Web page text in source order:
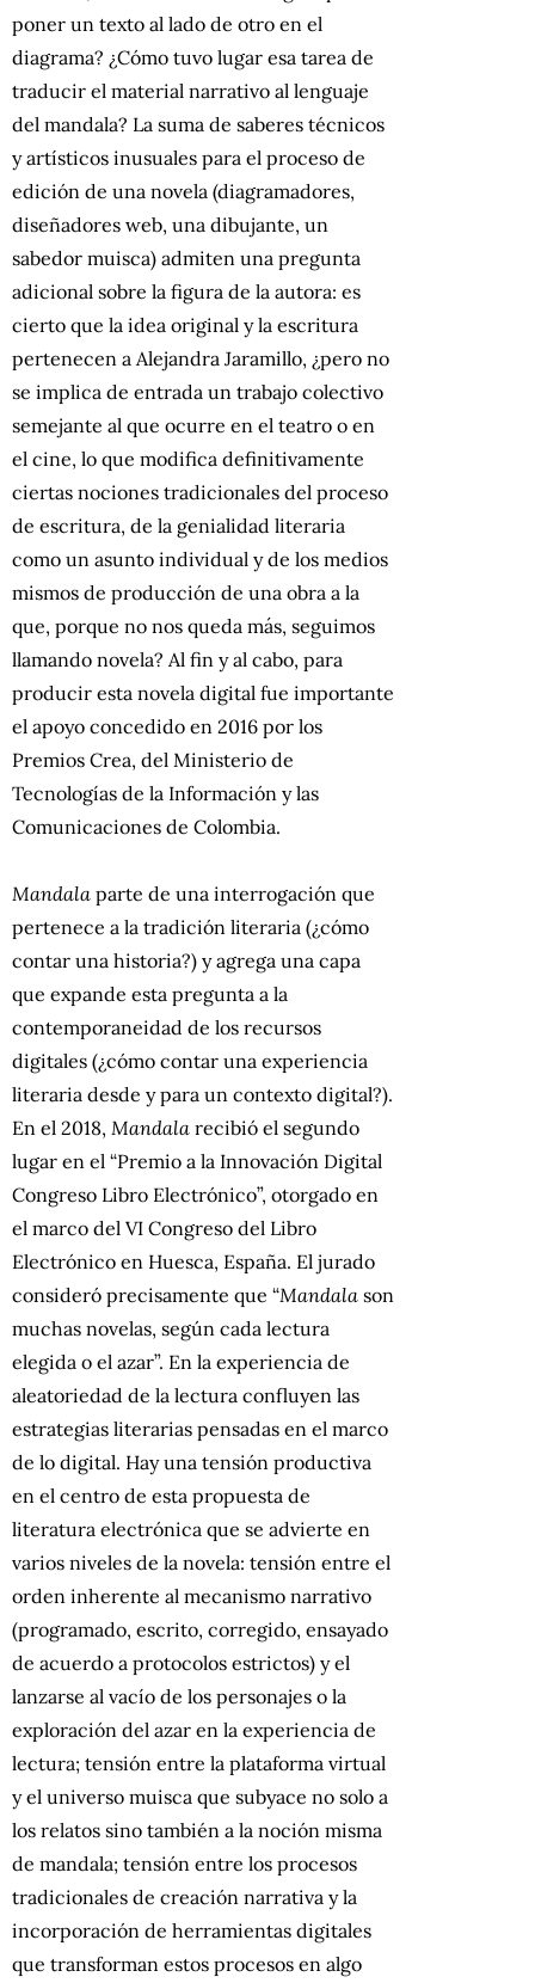
poner un texto al lado de otro en el
diagrama? ¿Cómo tuvo lugar esa tarea de
traducir el material narrativo al lenguaje
del mandala? La suma de saberes técnicos
y artísticos inusuales para el proceso de
edición de una novela (diagramadores,
diseñadores web, una dibujante, un
sabedor muisca) admiten una pregunta
adicional sobre la figura de la autora: es
cierto que la idea original y la escritura
pertenecen a Alejandra Jaramillo, ¿pero no
se implica de entrada un trabajo colectivo
semejante al que ocurre en el teatro o en
el cine, lo que modifica definitivamente
ciertas nociones tradicionales del proceso
de escritura, de la genialidad literaria
como un asunto individual y de los medios
mismos de producción de una obra a la
que, porque no nos queda más, seguimos
llamando novela? Al fin y al cabo, para
producir esta novela digital fue importante
el apoyo concedido en 2016 por los
Premios Crea, del Ministerio de
Tecnologías de la Información y las
Comunicaciones de Colombia.
Mandala parte de una interrogación que
pertenece a la tradición literaria (¿cómo
contar una historia?) y agrega una capa
que expande esta pregunta a la
contemporaneidad de los recursos
digitales (¿cómo contar una experiencia
literaria desde y para un contexto digital?).
En el 2018, Mandala recibió el segundo
lugar en el “Premio a la Innovación Digital
Congreso Libro Electrónico”, otorgado en
el marco del VI Congreso del Libro
Electrónico en Huesca, España. El jurado
consideró precisamente que “Mandala son
muchas novelas, según cada lectura
elegida o el azar”. En la experiencia de
aleatoriedad de la lectura confluyen las
estrategias literarias pensadas en el marco
de lo digital. Hay una tensión productiva
en el centro de esta propuesta de
literatura electrónica que se advierte en
varios niveles de la novela: tensión entre el
orden inherente al mecanismo narrativo
(programado, escrito, corregido, ensayado
de acuerdo a protocolos estrictos) y el
lanzarse al vacío de los personajes o la
exploración del azar en la experiencia de
lectura; tensión entre la plataforma virtual
y el universo muisca que subyace no solo a
los relatos sino también a la noción misma
de mandala; tensión entre los procesos
tradicionales de creación narrativa y la
incorporación de herramientas digitales
que transforman estos procesos en algo